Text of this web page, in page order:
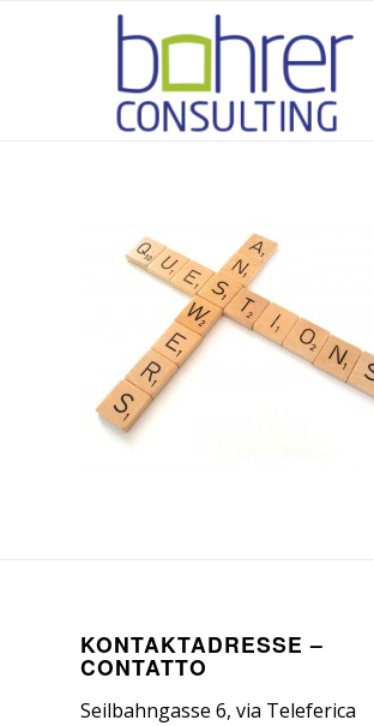
KONTAKTADRESSE –
CONTATTO
Seilbahngasse 6, via Teleferica